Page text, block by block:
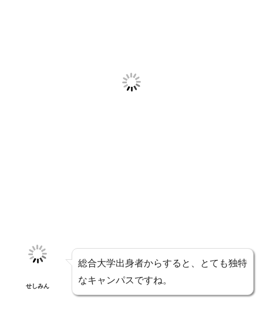
せしみん
総合大学出身者からすると、とても独特
なキャンパスですね。